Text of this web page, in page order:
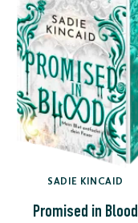
SADIE KINCAID
Promised in Blood